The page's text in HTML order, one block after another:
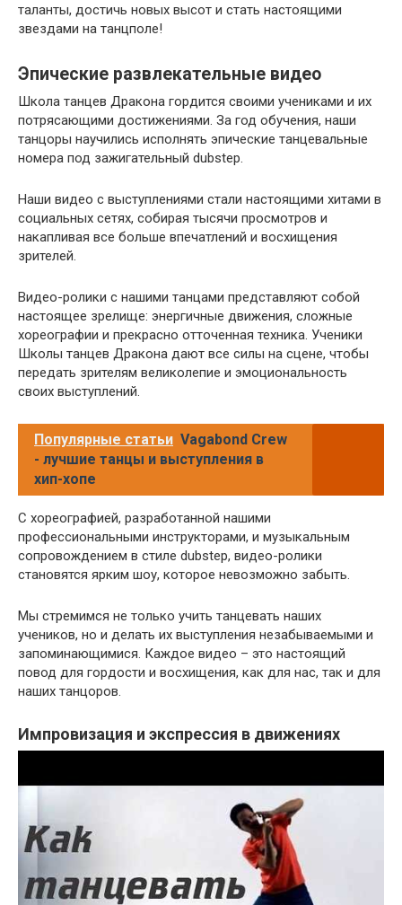
таланты, достичь новых высот и стать настоящими
звездами на танцполе!
Эпические развлекательные видео
Школа танцев Дракона гордится своими учениками и их
потрясающими достижениями. За год обучения, наши
танцоры научились исполнять эпические танцевальные
номера под зажигательный dubstep.
Наши видео с выступлениями стали настоящими хитами в
социальных сетях, собирая тысячи просмотров и
накапливая все больше впечатлений и восхищения
зрителей.
Видео-ролики с нашими танцами представляют собой
настоящее зрелище: энергичные движения, сложные
хореографии и прекрасно отточенная техника. Ученики
Школы танцев Дракона дают все силы на сцене, чтобы
передать зрителям великолепие и эмоциональность
своих выступлений.
Популярные статьи Vagabond Crew
- лучшие танцы и выступления в
хип-хопе
С хореографией, разработанной нашими
профессиональными инструкторами, и музыкальным
сопровождением в стиле dubstep, видео-ролики
становятся ярким шоу, которое невозможно забыть.
Мы стремимся не только учить танцевать наших
учеников, но и делать их выступления незабываемыми и
запоминающимися. Каждое видео – это настоящий
повод для гордости и восхищения, как для нас, так и для
наших танцоров.
Импровизация и экспрессия в движениях